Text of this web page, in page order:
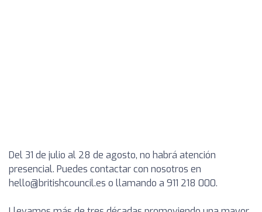
Del 31 de julio al 28 de agosto, no habrá atención
presencial. Puedes contactar con nosotros en
hello@britishcouncil.es o llamando a 911 218 000.